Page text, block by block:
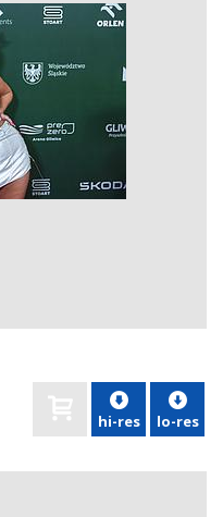
hi-res lo-res